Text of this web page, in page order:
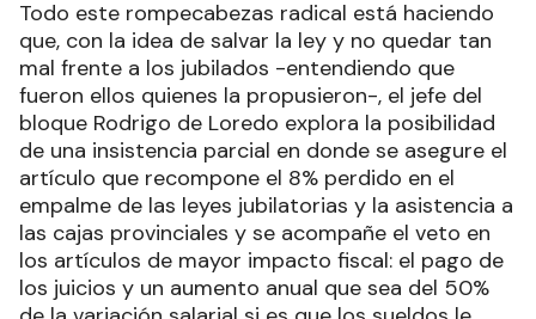
Todo este rompecabezas radical está haciendo
que, con la idea de salvar la ley y no quedar tan
mal frente a los jubilados -entendiendo que
fueron ellos quienes la propusieron-, el jefe del
bloque Rodrigo de Loredo explora la posibilidad
de una insistencia parcial en donde se asegure el
artículo que recompone el 8% perdido en el
empalme de las leyes jubilatorias y la asistencia a
las cajas provinciales y se acompañe el veto en
los artículos de mayor impacto fiscal: el pago de
los juicios y un aumento anual que sea del 50%